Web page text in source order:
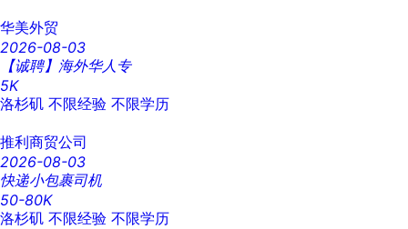
华美外贸
2026-08-03
【诚聘】海外华人专
5K
洛杉矶 不限经验 不限学历
推利商贸公司
2026-08-03
快递小包裹司机
50-80K
洛杉矶 不限经验 不限学历